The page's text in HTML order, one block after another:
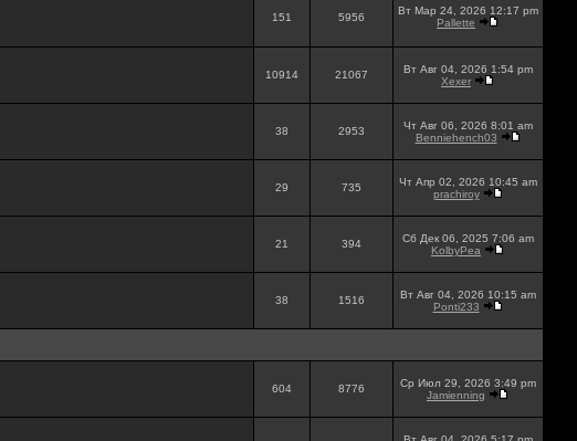
151 5956
Вт Мар 24, 2026 12:17 pm
Pallette
10914 21067
Вт Авг 04, 2026 1:54 pm
Xexer
38 2953
Чт Авг 06, 2026 8:01 am
Benniehench03
29 735
Чт Апр 02, 2026 10:45 am
prachiroy
21 394
Сб Дек 06, 2025 7:06 am
KolbyPea
38 1516
Вт Авг 04, 2026 10:15 am
Ponti233
604 8776
Ср Июл 29, 2026 3:49 pm
Jamienning